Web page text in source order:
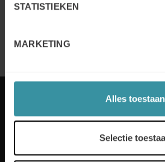
STATISTIEKEN
MARKETING
Alles toestaan
Selectie
Elk jaar stelt Mercuri
dan 50 landen in staat om